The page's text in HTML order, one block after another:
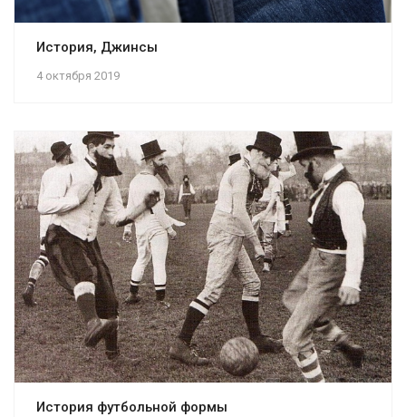
4 октября 2019
История, Джинсы
История футбольной формы